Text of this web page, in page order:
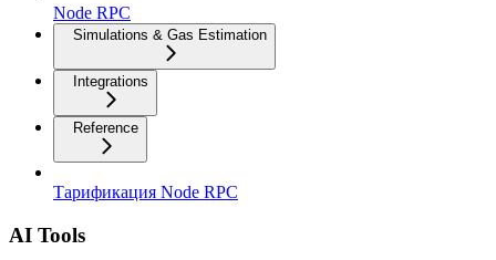
Node RPC
Simulations & Gas Estimation
Integrations
Reference
Тарификация Node RPC
AI Tools